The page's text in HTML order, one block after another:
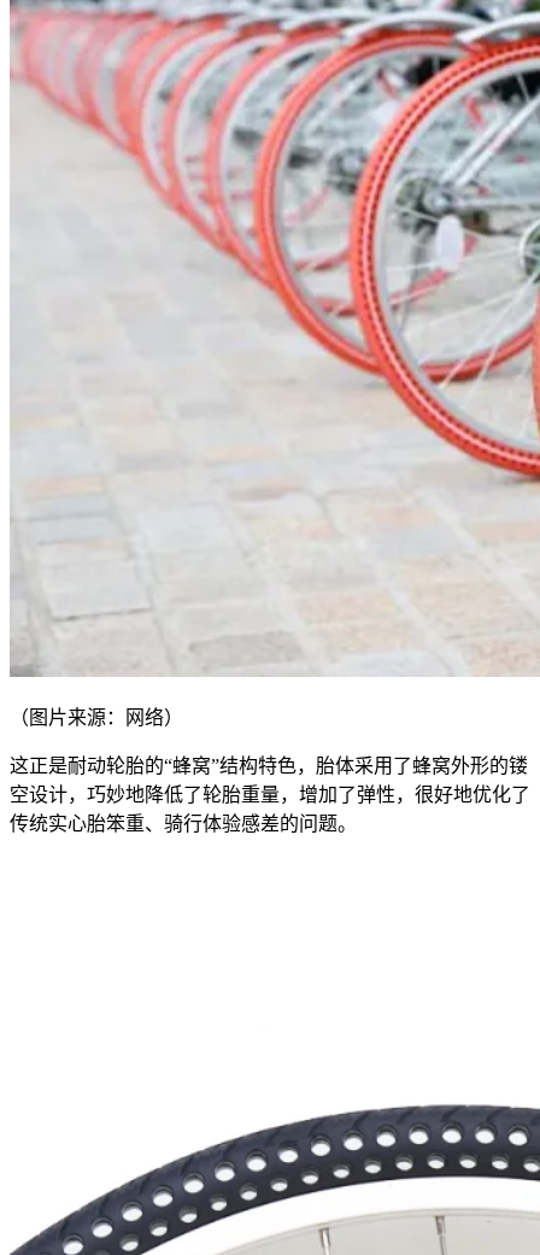
（图片来源：网络）
这正是耐动轮胎的“蜂窝”结构特色，胎体采用了蜂窝外形的镂
空设计，巧妙地降低了轮胎重量，增加了弹性，很好地优化了
传统实心胎笨重、骑行体验感差的问题。